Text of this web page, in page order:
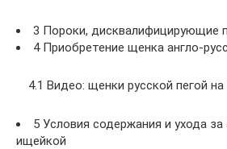
3 Пороки, дисквалифицирующие
4 Приобретение щенка англо-
4.1 Видео: щенки русской пегой на
5 Условия содержания и ухода за
ищейкой